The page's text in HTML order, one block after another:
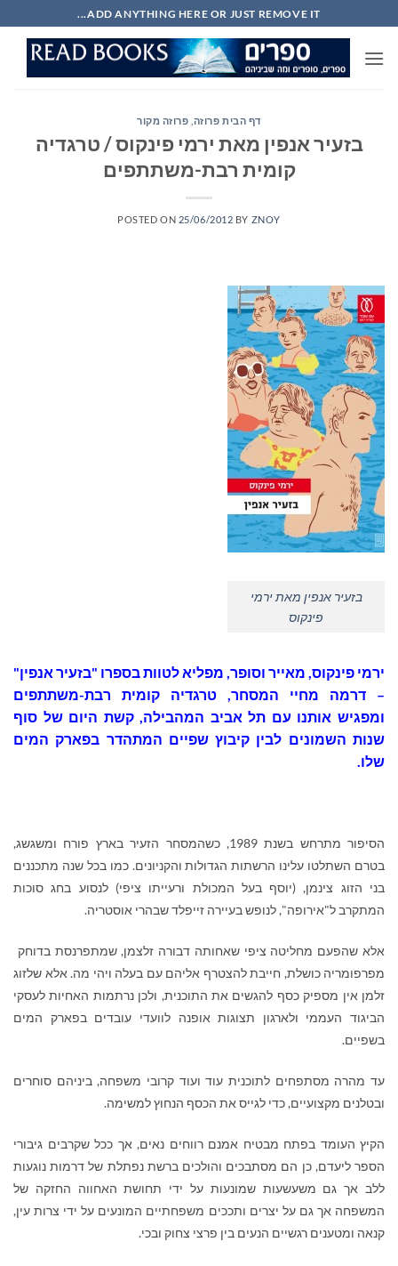
to
content
ADD ANYTHING HERE OR JUST REMOVE IT...
דף הבית פרוזה פרוזה מקור
בזעיר אנפין מאת ירמי פינקוס / טרגדיה
קומית רבת-משתתפים
POSTED ON 25/06/2012 BY ZNOY
בזעיר אנפין מאת ירמי
פינקוס
ירמי פינקוס, מאייר וסופר, מפליא לטוות בספרו "בזעיר אנפין"
– דרמה מחיי המסחר, טרגדיה קומית רבת-משתתפים
ומפגיש אותנו עם תל אביב המהבילה, קשת היום של סוף
שנות השמונים לבין קיבוץ שפיים המתהדר בפארק המים
שלו.
הסיפור מתרחש בשנת 1989, כשהמסחר הזעיר בארץ פורח ומשגשג,
בטרם השתלטו עלינו הרשתות הגדולות והקניונים. כמו בכל שנה מתכננים
בני הזוג צינמן, (יוסף בעל המכולת ורעייתו ציפי) לנסוע בחג סוכות
המתקרב ל"אירופה", לנופש בעיירה זייפלד שבהרי אוסטריה.
אלא שהפעם מחליטה ציפי שאחותה דבורה זלצמן, שמתפרנסת בדוחק
מפרפומריה כושלת, חייבת להצטרף אליהם עם בעלה ויהי מה. אלא שלזוג
זלמן אין מספיק כסף להגשים את התוכנית, ולכן נרתמות האחיות לעסקי
הביגוד העממי ולארגון תצוגות אופנה לוועדי עובדים בפארק המים
בשפיים.
עד מהרה מסתפחים לתוכנית עוד ועוד קרובי משפחה, ביניהם סוחרים
ובטלנים מקצועיים, כדי לגייס את הכסף הנחוץ למשימה.
הקיץ העומד בפתח מבטיח אמנם רווחים נאים, אך ככל שקרבים גיבורי
הספר ליעדם, כן הם מסתבכים והולכים ברשת נפתלת של דרמות נוגעות
ללב אך גם משעשעות שמונעות על ידי תחושת האחווה החזקה של
המשפחה אך גם על יצרים ותככים משפחתיים המונעים על ידי צרות עין,
קנאה ומטענים רגשיים הנעים בין פרצי צחוק ובכי.